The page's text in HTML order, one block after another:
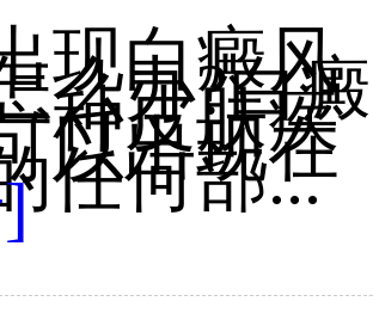
现白癜风
么办?白癜
种皮肤疾
以出现在
任何部...